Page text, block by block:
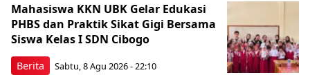
Berita
Mahasiswa KKN UBK Gelar Edukasi
PHBS dan Praktik Sikat Gigi Bersama
Siswa Kelas I SDN Cibogo
Sabtu, 8 Agu 2026 - 22:10